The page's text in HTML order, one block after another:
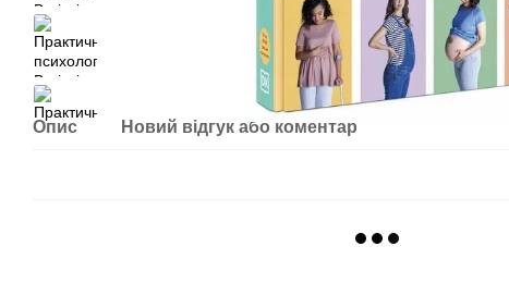
Опис Новий відгук або коментар